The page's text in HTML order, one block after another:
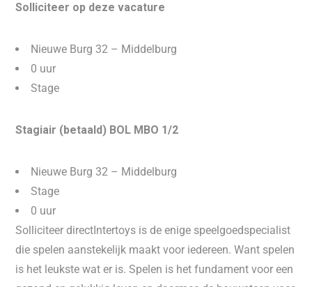
Solliciteer op deze vacature
Nieuwe Burg 32 – Middelburg
0 uur
Stage
Stagiair (betaald) BOL MBO 1/2
Nieuwe Burg 32 – Middelburg
Stage
0 uur
Solliciteer directIntertoys is de enige speelgoedspecialist
die spelen aanstekelijk maakt voor iedereen. Want spelen
is het leukste wat er is. Spelen is het fundament voor een